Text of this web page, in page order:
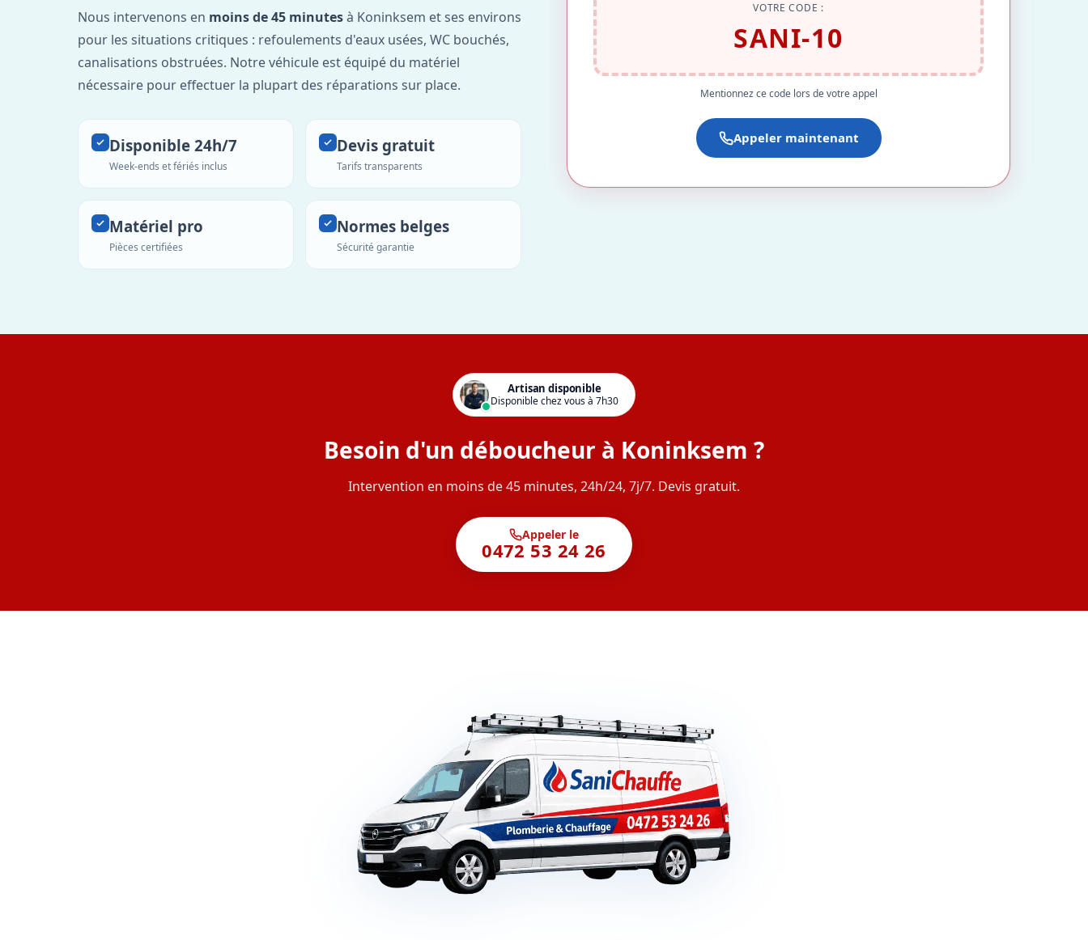
Nous intervenons en moins de 45 minutesà Koninksem et ses environs
pour les situations critiques : refoulements d'eaux usées, WC bouchés,
canalisations obstruées. Notre véhicule est équipé du matériel
nécessaire pour effectuer la plupart des réparations sur place.
Disponible 24h/7
Week-ends et fériés inclus
Devis gratuit
Tarifs transparents
Matériel pro
Pièces certifiées
Normes belges
Sécurité garantie
VOTRE CODE :
SANI-10
Mentionnez ce code lors de votre appel
Appeler maintenant
Artisan disponible
Disponible chez vous à 7h30
Besoin d'un déboucheur à Koninksem ?
Intervention en moins de 45 minutes, 24h/24, 7j/7. Devis gratuit.
Appeler le
0472 53 24 26